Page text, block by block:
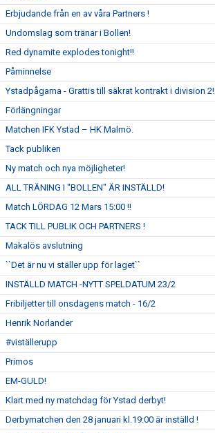
Erbjudande från en av våra Partners !
Undomslag som tränar i Bollen!
Red dynamite explodes tonight!!
Påminnelse
Ystadpågarna - Grattis till säkrat kontrakt i division 2!
Förlängningar
Matchen IFK Ystad – HK Malmö.
Tack publiken
Ny match och nya möjligheter!
ALL TRÄNING I "BOLLEN" ÄR INSTÄLLD!
Match LÖRDAG 12 Mars 15:00 !!
TACK TILL PUBLIK OCH PARTNERS !
Makalös avslutning
``Det är nu vi ställer upp för laget``
INSTÄLLD MATCH -NYTT SPELDATUM 23/2
Fribiljetter till onsdagens match - 16/2
Henrik Norlander
#viställerupp
Primos
EM-GULD!
Klart med ny matchdag för Ystad derbyt!
Derbymatchen den 28 januari kl.19:00 är inställd !